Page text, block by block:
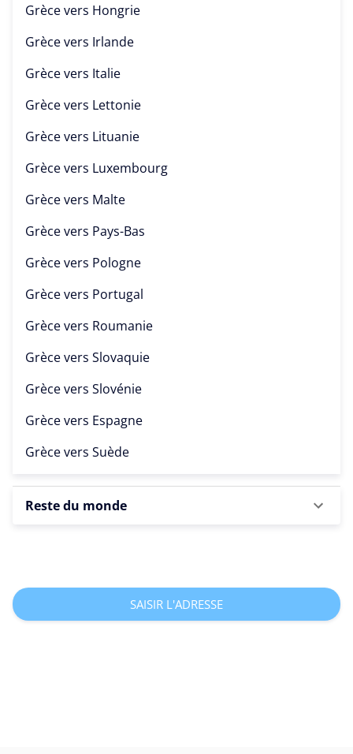
Grèce vers Hongrie
Grèce vers Irlande
Grèce vers Italie
Grèce vers Lettonie
Grèce vers Lituanie
Grèce vers Luxembourg
Grèce vers Malte
Grèce vers Pays-Bas
Grèce vers Pologne
Grèce vers Portugal
Grèce vers Roumanie
Grèce vers Slovaquie
Grèce vers Slovénie
Grèce vers Espagne
Grèce vers Suède
Reste du monde
SAISIR L'ADRESSE